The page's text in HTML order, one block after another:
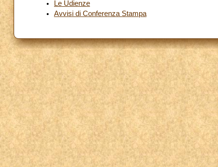
Le Udienze
Avvisi di Conferenza Stampa